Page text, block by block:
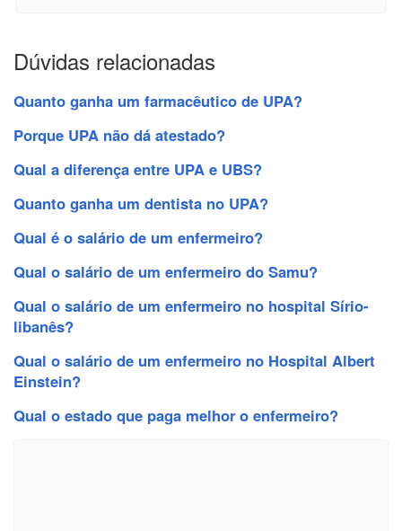
Dúvidas relacionadas
Quanto ganha um farmacêutico de UPA?
Porque UPA não dá atestado?
Qual a diferença entre UPA e UBS?
Quanto ganha um dentista no UPA?
Qual é o salário de um enfermeiro?
Qual o salário de um enfermeiro do Samu?
Qual o salário de um enfermeiro no hospital Sírio-
libanês?
Qual o salário de um enfermeiro no Hospital Albert
Einstein?
Qual o estado que paga melhor o enfermeiro?